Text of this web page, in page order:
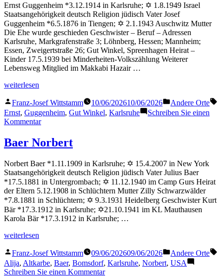
Ernst Guggenheim *3.12.1914 in Karlsruhe; ✡ 1.8.1949 Israel
Staatsangehörigkeit deutsch Religion jüdisch Vater Josef
Guggenheim *6.5.1876 in Tiengen; ✡ 2.1.1943 Auschwitz Mutter
Die Ehe wurde geschieden Geschwister – Beruf – Adressen
Karlsruhe, Markgrafenstraße 3; Löhnberg, Hessen; Mannheim;
Essen, Zweigertstraße 26; Gut Winkel, Spreenhagen Heirat –
Kinder 17.5.1939 bei Minderheiten-Volkszählung Weiterer
Lebensweg Mitglied im Makkabi Hazair …
„Guggenheim
weiterlesen
Veröffentlicht
von
Franz-Josef Wittstamm 10/06/202610/06/2026
Veröffentlicht
in
Andere Orte
Ernst, Guggenheim, Gut Winkel, Karlsruhe
Schreiben Sie einen
Kommentarzu
Ernst
Baer Norbert
Norbert Baer *1.11.1909 in Karlsruhe; ✡ 15.4.2007 in New York
Staatsangehörigkeit deutsch Religion jüdisch Vater Julius Baer
*17.5.1881 in Untergrombach; ✡ 11.12.1940 im Camp Gurs Heirat
der Eltern 5.12.1908 in Schlüchtern Mutter Zilly Schwarzwälder
*7.8.1881 in Schlüchtern; ✡ 9.3.1931 Heidelberg Geschwister Kurt
Bär *17.3.1912 in Karlsruhe; ✡21.10.1941 im KL Mauthausen
Karola Bär *17.3.1912 in Karlsruhe; …
„Baer
weiterlesen
Veröffentlicht
von
Franz-Josef Wittstamm 09/06/202609/06/2026
Veröffentlicht
in
Andere Orte
Alija, Altkarbe, Baer, Bomsdorf, Karlsruhe, Norbert, USA
Schreiben Sie einen Kommentarzu